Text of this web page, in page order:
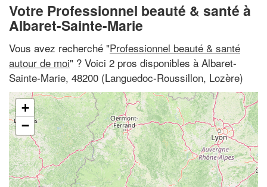
Votre Professionnel beauté & santé à
Albaret-Sainte-Marie
Vous avez recherché "Professionnel beauté & santé
autour de moi" ? Voici 2 pros disponibles à Albaret-
Sainte-Marie, 48200 (Languedoc-Roussillon, Lozère)
+
−